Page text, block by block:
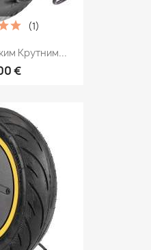
Крутним...
€
(1)